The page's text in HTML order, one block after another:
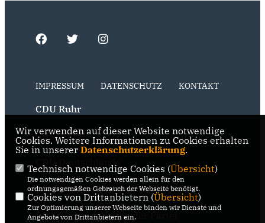
IMPRESSUM DATENSCHUTZ KONTAKT
CDU Ruhr
CDU NRW
RSS der Neuigkeiten der Fraktion
RSS der Neuigkeiten der Partei
Wir verwenden auf dieser Website notwendige
Cookies. Weitere Informationen zu Cookies erhalten
Sie in unserer Datenschutzerklärung.
Technisch notwendige Cookies (Übersicht)
Die notwendigen Cookies werden allein für den
ordnungsgemäßen Gebrauch der Webseite benötigt.
Cookies von Drittanbietern (Übersicht)
Zur Optimierung unserer Webseite binden wir Dienste und
Angebote von Drittanbietern ein.